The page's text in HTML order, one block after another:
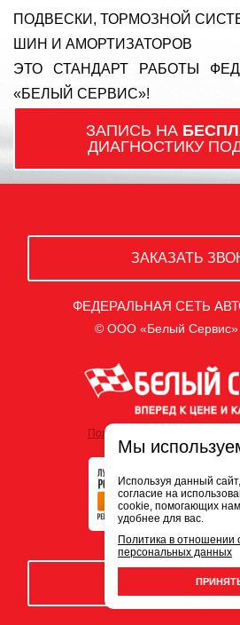
ПОДВЕСКИ, ТОРМОЗНОЙ
ШИН И АМОРТИЗАТОРОВ
ЭТО СТАНДАРТ РАБОТЫ
«БЕЛЫЙ СЕРВИС»!
ЗАПИСЬ НА
ДИАГНОСТИКУ
ЗАКАЗАТЬ
ФЕДЕРАЛЬНАЯ СЕТЬ
© ООО «Белый Сервис»
Политика обработки
ЗАПИСЬ НА
Мы
Используя данный
согласие на
cookie, помогающих нам
удобнее для вас.
Политика в отношении
персональных данных